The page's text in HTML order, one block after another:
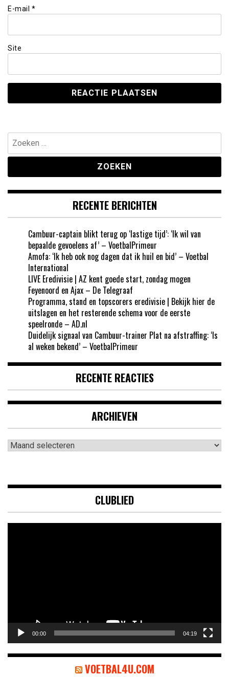
E-mail *
Site
Zoeken
naar:
RECENTE BERICHTEN
Cambuur-captain blikt terug op ‘lastige tijd’: ‘Ik wil van
bepaalde gevoelens af’ – VoetbalPrimeur
Amofa: ‘Ik heb ook nog dagen dat ik huil en bid’ – Voetbal
International
LIVE Eredivisie | AZ kent goede start, zondag mogen
Feyenoord en Ajax – De Telegraaf
Programma, stand en topscorers eredivisie | Bekijk hier de
uitslagen en het resterende schema voor de eerste
speelronde – AD.nl
Duidelijk signaal van Cambuur-trainer Plat na afstraffing: ‘Is
al weken bekend’ – VoetbalPrimeur
RECENTE REACTIES
ARCHIEVEN
Archieven
CLUBLIED
00:00 04:19
VOETBAL4U.COM